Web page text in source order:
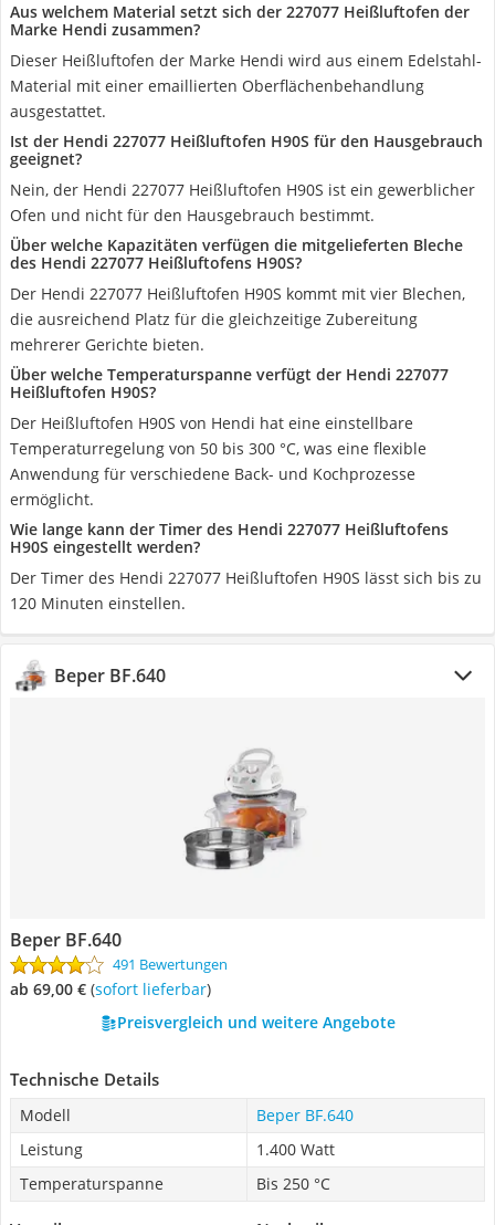
Aus welchem Material setzt sich der 227077 Heißluftofen der
Marke Hendi zusammen?
Dieser Heißluftofen der Marke Hendi wird aus einem Edelstahl-
Material mit einer emaillierten Oberflächenbehandlung
ausgestattet.
Ist der Hendi 227077 Heißluftofen H90S für den Hausgebrauch
geeignet?
Nein, der Hendi 227077 Heißluftofen H90S ist ein gewerblicher
Ofen und nicht für den Hausgebrauch bestimmt.
Über welche Kapazitäten verfügen die mitgelieferten Bleche
des Hendi 227077 Heißluftofens H90S?
Der Hendi 227077 Heißluftofen H90S kommt mit vier Blechen,
die ausreichend Platz für die gleichzeitige Zubereitung
mehrerer Gerichte bieten.
Über welche Temperaturspanne verfügt der Hendi 227077
Heißluftofen H90S?
Der Heißluftofen H90S von Hendi hat eine einstellbare
Temperaturregelung von 50 bis 300 °C, was eine flexible
Anwendung für verschiedene Back- und Kochprozesse
ermöglicht.
Wie lange kann der Timer des Hendi 227077 Heißluftofens
H90S eingestellt werden?
Der Timer des Hendi 227077 Heißluftofen H90S lässt sich bis zu
120 Minuten einstellen.
Beper BF.640
Beper BF.640
491 Bewertungen
ab 69,00 € ( Sofort lieferbar)
Preisvergleich und weitere Angebote
Technische Details
Modell
Beper BF.640
Leistung
1.400 Watt
Temperaturspanne
Bis 250 °C